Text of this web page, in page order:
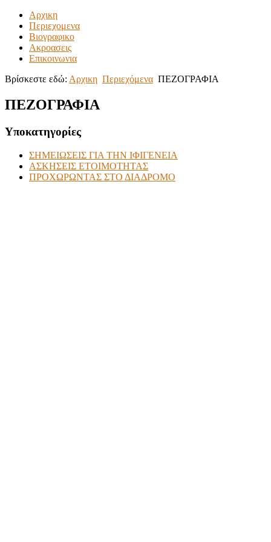
Αρχικη
Περιεχομενα
Βιογραφικο
Ακροασεις
Επικοινωνια
Βρίσκεστε εδώ: Αρχικη Περιεχόμενα ΠΕΖΟΓΡΑΦΙΑ
ΠΕΖΟΓΡΑΦΙΑ
Υποκατηγορίες
ΣΗΜΕΙΩΣΕΙΣ ΓΙΑ ΤΗΝ ΙΦΙΓΕΝΕΙΑ
ΑΣΚΗΣΕΙΣ ΕΤΟΙΜΟΤΗΤΑΣ
ΠΡΟΧΩΡΩΝΤΑΣ ΣΤΟ ΔΙΑΔΡΟΜΟ